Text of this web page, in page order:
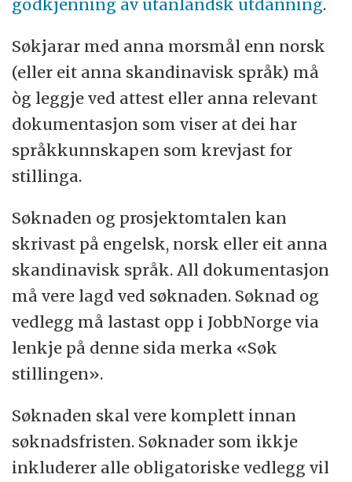
godkjenning av utanlandsk utdanning.
Søkjarar med anna morsmål enn norsk
(eller eit anna skandinavisk språk) må
òg leggje ved attest eller anna relevant
dokumentasjon som viser at dei har
språkkunnskapen som krevjast for
stillinga.
Søknaden og prosjektomtalen kan
skrivast på engelsk, norsk eller eit anna
skandinavisk språk. All dokumentasjon
må vere lagd ved søknaden. Søknad og
vedlegg må lastast opp i JobbNorge via
lenkje på denne sida merka «Søk
stillingen».
Søknaden skal vere komplett innan
søknadsfristen. Søknader som ikkje
inkluderer alle obligatoriske vedlegg vil